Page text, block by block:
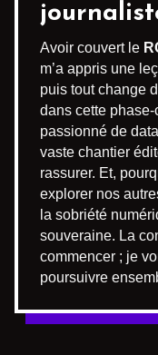
Avoir couvert le
m’a appris une
puis tout change
dans cette phase-
passionné de
vaste chantier
rassurer. Et,
explorer nos
la sobriété
souveraine. La
commencer ; je
poursuivre